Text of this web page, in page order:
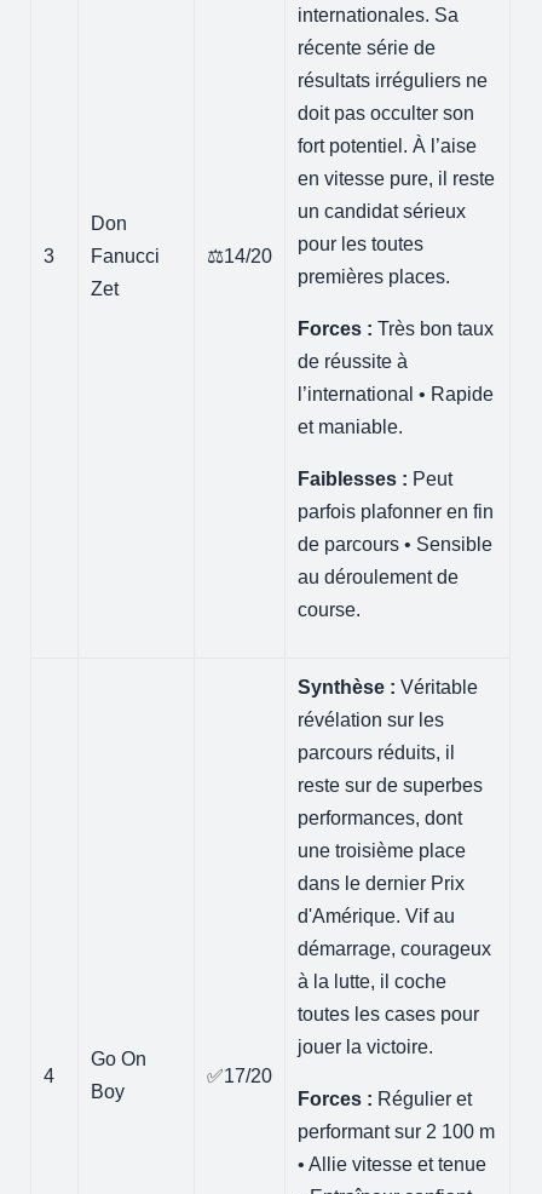
3
Don
Fanucci
Zet
⚖️14/20
internationales. Sa
récente série de
résultats irréguliers ne
doit pas occulter son
fort potentiel. À l’aise
en vitesse pure, il reste
un candidat sérieux
pour les toutes
premières places.
Forces : Très bon taux
de réussite à
l’international • Rapide
et maniable.
Faiblesses : Peut
parfois plafonner en fin
de parcours • Sensible
au déroulement de
course.
4
Go On
Boy
✅17/20
Synthèse : Véritable
révélation sur les
parcours réduits, il
reste sur de superbes
performances, dont
une troisième place
dans le dernier Prix
d'Amérique. Vif au
démarrage, courageux
à la lutte, il coche
toutes les cases pour
jouer la victoire.
Forces : Régulier et
performant sur 2 100 m
• Allie vitesse et tenue